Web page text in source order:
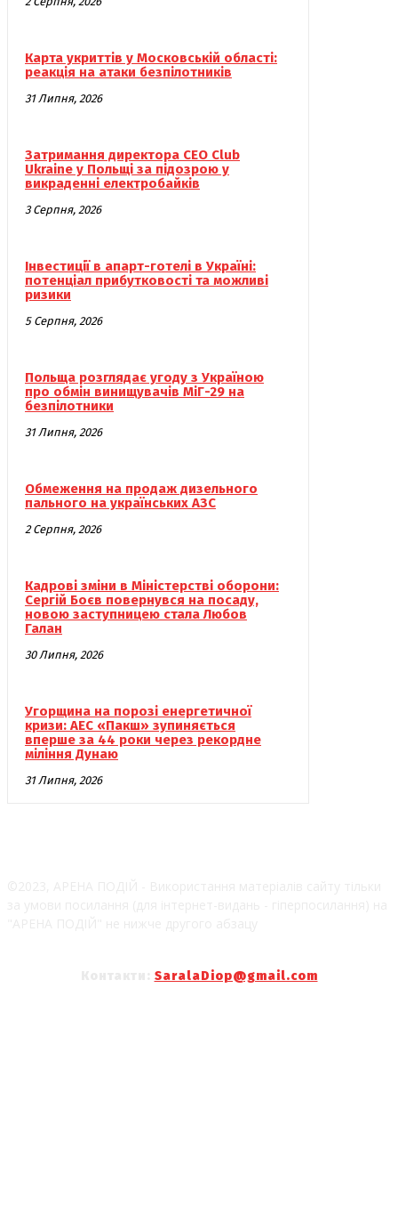
Карта укриттів у Московській області:
реакція на атаки безпілотників
31 Липня, 2026
Затримання директора CEO Club
Ukraine у Польщі за підозрою у
викраденні електробайків
3 Серпня, 2026
Інвестиції в апарт-готелі в Україні:
потенціал прибутковості та можливі
ризики
5 Серпня, 2026
Польща розглядає угоду з Україною
про обмін винищувачів МіГ-29 на
безпілотники
31 Липня, 2026
Обмеження на продаж дизельного
пального на українських АЗС
2 Серпня, 2026
Кадрові зміни в Міністерстві оборони:
Сергій Боєв повернувся на посаду,
новою заступницею стала Любов
Галан
30 Липня, 2026
Угорщина на порозі енергетичної
кризи: АЕС «Пакш» зупиняється
вперше за 44 роки через рекордне
міління Дунаю
31 Липня, 2026
SaralaDiop@gmail.com